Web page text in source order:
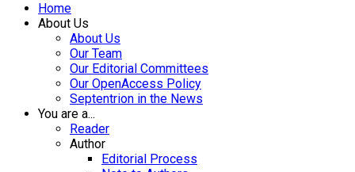
Home
About Us
About Us
Our Team
Our Editorial Committees
Our OpenAccess Policy
Septentrion in the News
You are a...
Reader
Author
Editorial Process